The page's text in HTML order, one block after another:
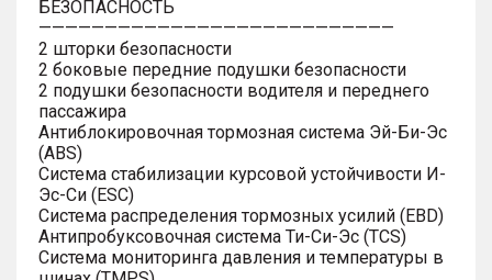
БЕЗОПАСНОСТЬ
———————————————————————————
2 шторки безопасности
2 боковые передние подушки безопасности
2 подушки безопасности водителя и переднего
пассажира
Антиблокировочная тормозная система Эй-Би-Эс
(ABS)
Система стабилизации курсовой устойчивости И-
Эс-Си (ESC)
Система распределения тормозных усилий (EBD)
Антипробуксовочная система Ти-Си-Эс (TCS)
Система мониторинга давления и температуры в